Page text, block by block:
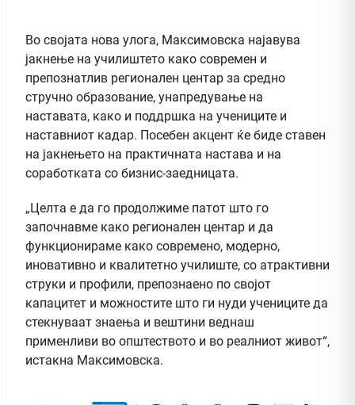
Во својата нова улога, Максимовска најавува
јакнење на училиштето како современ и
препознатлив регионален центар за средно
стручно образование, унапредување на
наставата, како и поддршка на учениците и
наставниот кадар. Посебен акцент ќе биде ставен
на јакнењето на практичната настава и на
соработката со бизнис-заедницата.
„Целта е да го продолжиме патот што го
започнавме како регионален центар и да
функционираме како современо, модерно,
иновативно и квалитетно училиште, со атрактивни
струки и профили, препознаено по својот
капацитет и можностите што ги нуди учениците да
стекнуваат знаења и вештини веднаш
применливи во општеството и во реалниот живот“,
истакна Максимовска.